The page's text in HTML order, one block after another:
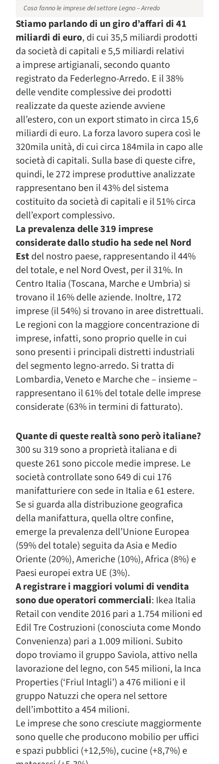
Cosa fanno le imprese del settore Legno – Arredo
Stiamo parlando di un giro d’affari di 41
miliardi di euro, di cui 35,5 miliardi prodotti
da società di capitali e 5,5 miliardi relativi
a imprese artigianali, secondo quanto
registrato da Federlegno-Arredo. E il 38%
delle vendite complessive dei prodotti
realizzate da queste aziende avviene
all’estero, con un export stimato in circa 15,6
miliardi di euro. La forza lavoro supera così le
320mila unità, di cui circa 184mila in capo alle
società di capitali. Sulla base di queste cifre,
quindi, le 272 imprese produttive analizzate
rappresentano ben il 43% del sistema
costituito da società di capitali e il 51% circa
dell’export complessivo.
La prevalenza delle 319 imprese
considerate dallo studio ha sede nel Nord
Estdel nostro paese, rappresentando il 44%
del totale, e nel Nord Ovest, per il 31%. In
Centro Italia (Toscana, Marche e Umbria) si
trovano il 16% delle aziende. Inoltre, 172
imprese (il 54%) si trovano in aree distrettuali.
Le regioni con la maggiore concentrazione di
imprese, infatti, sono proprio quelle in cui
sono presenti i principali distretti industriali
del segmento legno-arredo. Si tratta di
Lombardia, Veneto e Marche che – insieme –
rappresentano il 61% del totale delle imprese
considerate (63% in termini di fatturato).
Quante di queste realtà sono però italiane?
300 su 319 sono a proprietà italiana e di
queste 261 sono piccole medie imprese. Le
società controllate sono 649 di cui 176
manifatturiere con sede in Italia e 61 estere.
Se si guarda alla distribuzione geografica
della manifattura, quella oltre confine,
emerge la prevalenza dell’Unione Europea
(59% del totale) seguita da Asia e Medio
Oriente (20%), Americhe (10%), Africa (8%) e
Paesi europei extra UE (3%).
A registrare i maggiori volumi di vendita
sono due operatori commerciali: Ikea Italia
Retail con vendite 2016 pari a 1.754 milioni ed
Edil Tre Costruzioni (conosciuta come Mondo
Convenienza) pari a 1.009 milioni. Subito
dopo troviamo il gruppo Saviola, attivo nella
lavorazione del legno, con 545 milioni, la Inca
Properties (‘Friul Intagli’) a 476 milioni e il
gruppo Natuzzi che opera nel settore
dell’imbottito a 454 milioni.
Le imprese che sono cresciute maggiormente
sono quelle che producono mobilio per uffici
e spazi pubblici (+12,5%), cucine (+8,7%) e